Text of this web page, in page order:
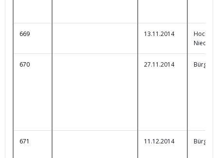
669 13.11.2014
670 27.11.2014
671 11.12.2014